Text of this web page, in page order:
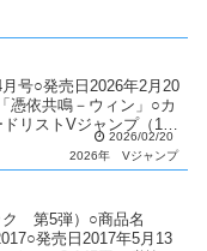
号○発売日2026年2月20
憑依共鳴－ウィン」○カ
リストVジャンプ（13
2026/02/20
2026年
Vジャンプ
ク 第5弾）○商品名
発売日2017年5月13